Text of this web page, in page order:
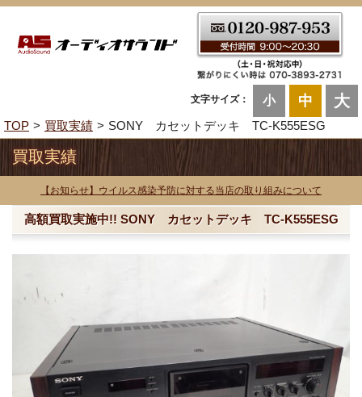
文字サイズ： 小 中 大
TOP 買取実績 SONY カセットデッキ TC-K555ESG
買取実績
【お知らせ】ウイルス感染予防に対する当店の取り組みについて
高額買取実施中!! SONY カセットデッキ TC-K555ESG